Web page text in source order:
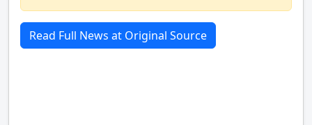
Read Full News at Original Source